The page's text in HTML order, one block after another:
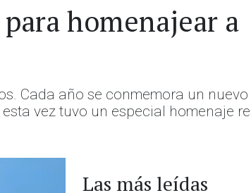
homenajear a
Cada año se conmemora un
vez tuvo un especial homenaje
Las más leídas